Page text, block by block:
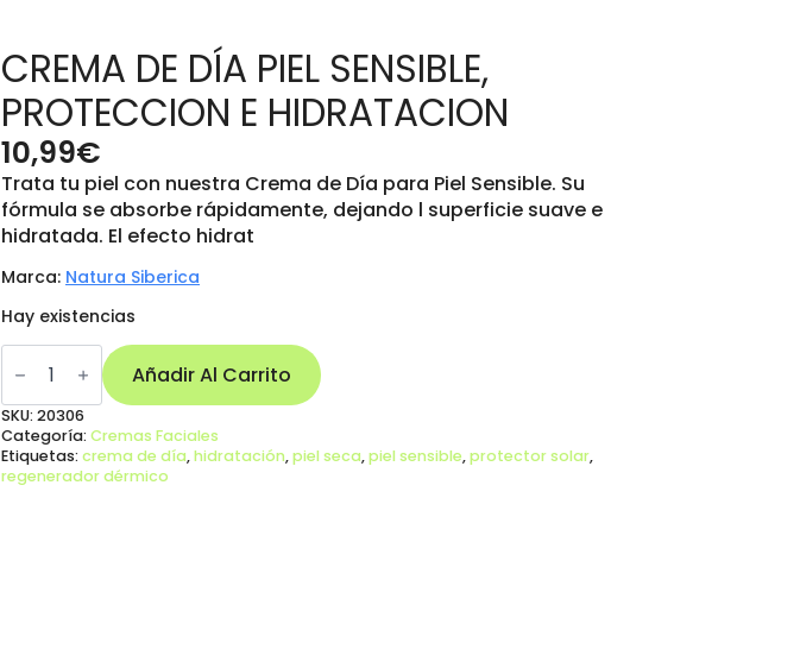
CREMA DE DÍA PIEL SENSIBLE,
PROTECCION E HIDRATACION
10,99€
Trata tu piel con nuestra Crema de Día para Piel Sensible. Su
fórmula se absorbe rápidamente, dejando l superficie suave e
hidratada. El efecto hidrat
Marca: Natura Siberica
Hay existencias
CREMA
DE
PIEL
SENSIBLE,
PROTECCION
E
HIDRATACION
Añadir Al Carrito
SKU: 20306
Categoría: Cremas Faciales
Etiquetas: crema de día,hidratación,piel seca,piel sensible,protector solar,
regenerador dérmico